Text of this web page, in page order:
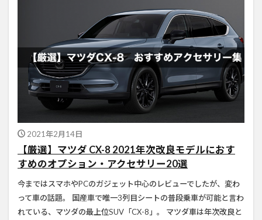
2021年2月14日
【厳選】マツダ CX-8 2021年次改良モデルにおす
すめのオプション・アクセサリー20選
今まではスマホやPCのガジェット中心のレビューでしたが、変わ
って車の話題。 国産車で唯一3列目シートの普段乗車が可能と言わ
れている、マツダの最上位SUV「CX-8」。 マツダ車は年次改良と